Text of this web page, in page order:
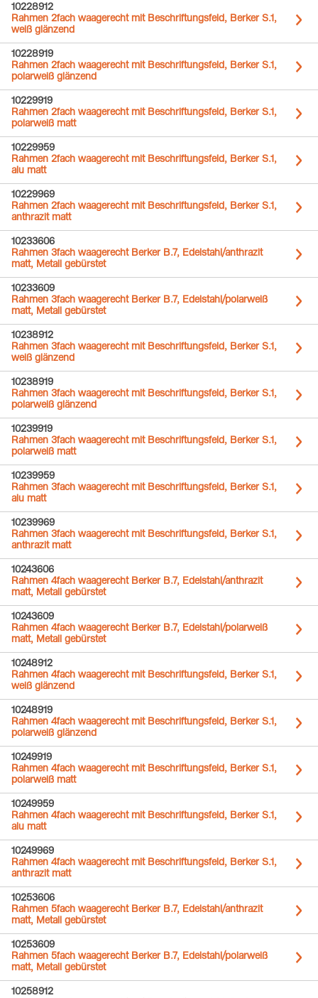
10228912
Rahmen 2fach waagerecht mit Beschriftungsfeld, Berker S.1,
weiß glänzend
10228919
Rahmen 2fach waagerecht mit Beschriftungsfeld, Berker S.1,
polarweiß glänzend
10229919
Rahmen 2fach waagerecht mit Beschriftungsfeld, Berker S.1,
polarweiß matt
10229959
Rahmen 2fach waagerecht mit Beschriftungsfeld, Berker S.1,
alu matt
10229969
Rahmen 2fach waagerecht mit Beschriftungsfeld, Berker S.1,
anthrazit matt
10233606
Rahmen 3fach waagerecht Berker B.7, Edelstahl/anthrazit
matt, Metall gebürstet
10233609
Rahmen 3fach waagerecht Berker B.7, Edelstahl/polarweiß
matt, Metall gebürstet
10238912
Rahmen 3fach waagerecht mit Beschriftungsfeld, Berker S.1,
weiß glänzend
10238919
Rahmen 3fach waagerecht mit Beschriftungsfeld, Berker S.1,
polarweiß glänzend
10239919
Rahmen 3fach waagerecht mit Beschriftungsfeld, Berker S.1,
polarweiß matt
10239959
Rahmen 3fach waagerecht mit Beschriftungsfeld, Berker S.1,
alu matt
10239969
Rahmen 3fach waagerecht mit Beschriftungsfeld, Berker S.1,
anthrazit matt
10243606
Rahmen 4fach waagerecht Berker B.7, Edelstahl/anthrazit
matt, Metall gebürstet
10243609
Rahmen 4fach waagerecht Berker B.7, Edelstahl/polarweiß
matt, Metall gebürstet
10248912
Rahmen 4fach waagerecht mit Beschriftungsfeld, Berker S.1,
weiß glänzend
10248919
Rahmen 4fach waagerecht mit Beschriftungsfeld, Berker S.1,
polarweiß glänzend
10249919
Rahmen 4fach waagerecht mit Beschriftungsfeld, Berker S.1,
polarweiß matt
10249959
Rahmen 4fach waagerecht mit Beschriftungsfeld, Berker S.1,
alu matt
10249969
Rahmen 4fach waagerecht mit Beschriftungsfeld, Berker S.1,
anthrazit matt
10253606
Rahmen 5fach waagerecht Berker B.7, Edelstahl/anthrazit
matt, Metall gebürstet
10253609
Rahmen 5fach waagerecht Berker B.7, Edelstahl/polarweiß
matt, Metall gebürstet
10258912